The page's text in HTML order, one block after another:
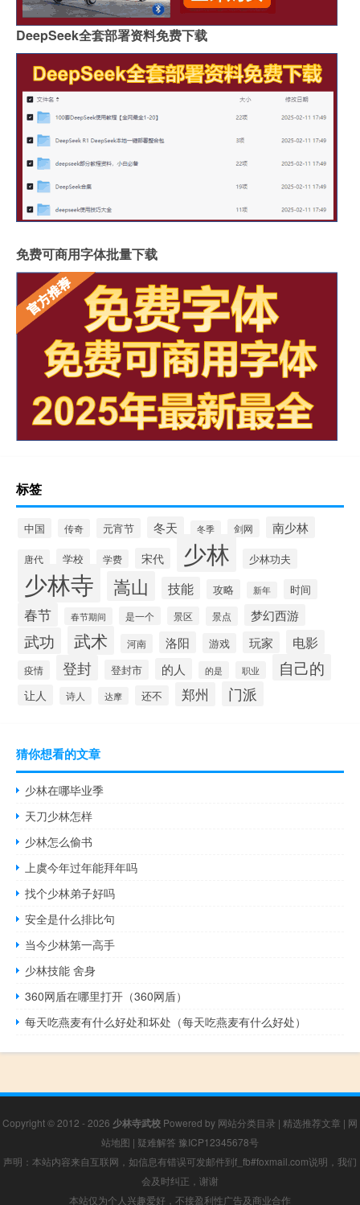
DeepSeek全套部署资料免费下载
免费可商用字体批量下载
标签
中国 传奇 元宵节 冬天 冬季 剑网 南少林
唐代 学校 学费 宋代 少林 少林功夫
少林寺 嵩山 技能 攻略 新年 时间
春节 春节期间 是一个 景区 景点 梦幻西游
武功 武术 河南 洛阳 游戏 玩家 电影
疫情 登封 登封市 的人 的是 职业 自己的
让人 诗人 达摩 还不 郑州 门派
猜你想看的文章
少林在哪毕业季
天刀少林怎样
少林怎么偷书
上虞今年过年能拜年吗
找个少林弟子好吗
安全是什么排比句
当今少林第一高手
少林技能 舍身
360网盾在哪里打开（360网盾）
每天吃燕麦有什么好处和坏处（每天吃燕麦有什么好处）
Copyright © 2012 - 2026 少林寺武校 Powered by 网站分类目录 | 精选推荐文章 | 网
站地图 | 疑难解答 豫ICP12345678号
声明：本站内容来自互联网，如信息有错误可发邮件到f_fb#foxmail.com说明，我们
会及时纠正，谢谢
本站仅为个人兴趣爱好，不接盈利性广告及商业合作